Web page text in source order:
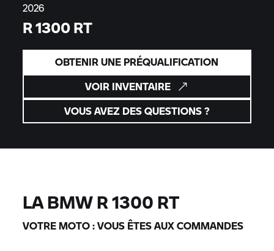
2026
R 1300 RT
OBTENIR UNE PRÉQUALIFICATION
VOIR INVENTAIRE
VOUS AVEZ DES QUESTIONS ?
LA BMW R 1300 RT
VOTRE MOTO : VOUS ÊTES AUX COMMANDES